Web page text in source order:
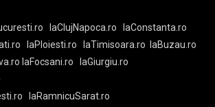
laClujNapoca.ro
laConstanta.ro
laPloiesti.ro laTimisoara.ro
laBuzau.ro
laFocsani.ro
laGiurgiu.ro
laRamnicuSarat.ro